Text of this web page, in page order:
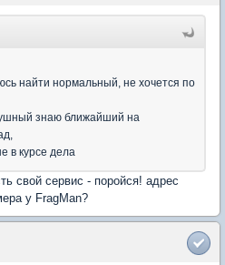
найти нормальный, не хочется по
знаю ближайший на
в курсе дела
свой сервис - поройся! адрес
у FragMan?